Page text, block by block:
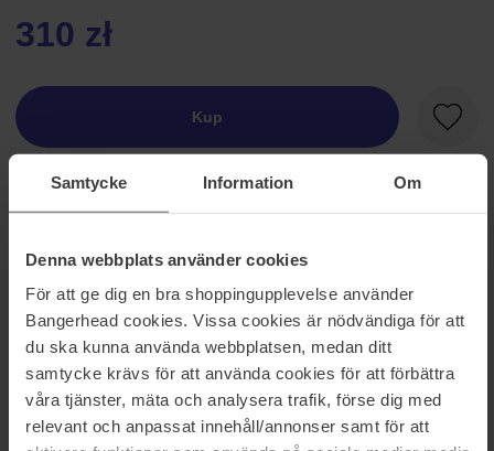
Samtycke Information Om
Denna webbplats använder cookies
För att ge dig en bra shoppingupplevelse använder
Bangerhead cookies. Vissa cookies är nödvändiga för att
du ska kunna använda webbplatsen, medan ditt
samtycke krävs för att använda cookies för att förbättra
våra tjänster, mäta och analysera trafik, förse dig med
relevant och anpassat innehåll/annonser samt för att
310 zł
Kup
W magazynie
Powiew kwiatowej świeżości przeplata się z bursztynem i
drewnem, przekazując słodycz i kobiecość w nowym,
Rozmiar: 30 ml
Numer artykułu: 18911